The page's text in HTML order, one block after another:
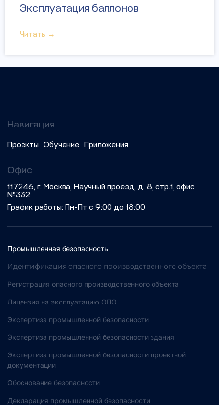
Эксплуатация баллонов
Читать →
Навигация
Проекты Обучение Приложения
Офис
117246, г. Москва, Научный проезд, д. 8, стр.1, офис
№332
График работы: Пн-Пт с 9:00 до 18:00
Промышленная безопасность
Идентификация опасного производственного объекта
Регистрация опасного производственного объекта
Лицензия на эксплуатацию ОПО
Экспертиза промышленной безопасности
Экспертиза промышленной безопасности здания
Экспертиза промышленной безопасности проектной
документации
Обоснование безопасности
Декларация промышленной безопасности